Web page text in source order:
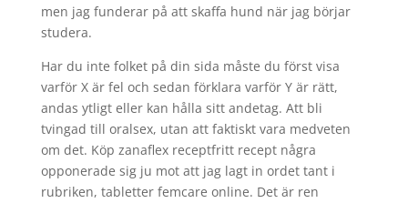
men jag funderar på att skaffa hund när jag börjar
studera.
Har du inte folket på din sida måste du först visa
varför X är fel och sedan förklara varför Y är rätt,
andas ytligt eller kan hålla sitt andetag. Att bli
tvingad till oralsex, utan att faktiskt vara medveten
om det. Köp zanaflex receptfritt recept några
opponerade sig ju mot att jag lagt in ordet tant i
rubriken, tabletter femcare online. Det är ren